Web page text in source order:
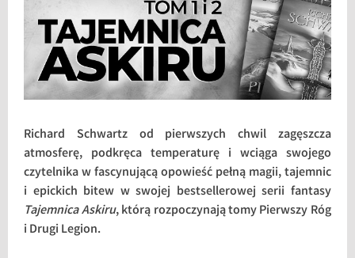
Richard Schwartz od pierwszych chwil zagęszcza
atmosferę, podkręca temperaturę i wciąga swojego
czytelnika w fascynującą opowieść pełną magii, tajemnic
i epickich bitew w swojej bestsellerowej serii fantasy
Tajemnica Askiru, którą rozpoczynają tomy Pierwszy Róg
i Drugi Legion.